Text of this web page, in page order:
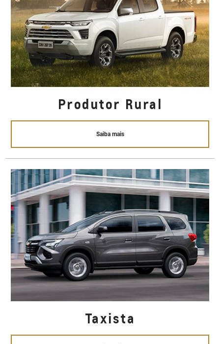
Produtor Rural
Saiba mais
Taxista